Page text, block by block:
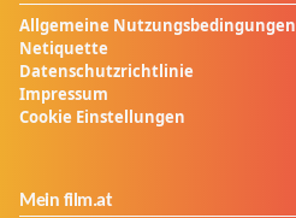
Allgemeine Nutzungsbedingungen
Netiquette
Datenschutzrichtlinie
Impressum
Cookie Einstellungen
Mein film.at